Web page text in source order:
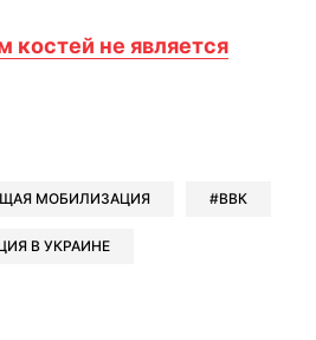
костей не является
МОБИЛИЗАЦИЯ ВВК
В УКРАИНЕ